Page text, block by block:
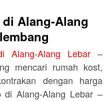
Alang-Alang
Alang-Alang Lebar –
mencari rumah kost,
dengan harga
di Alang-Alang Lebar –